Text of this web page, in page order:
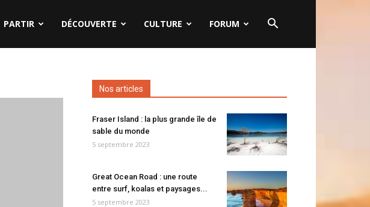
PARTIR DÉCOUVERTE CULTURE FORUM
Nos articles
Fraser Island : la plus grande île de
sable du monde
5 septembre 2023
Great Ocean Road : une route
entre surf, koalas et paysages...
5 septembre 2023